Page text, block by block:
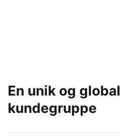
Kom i gang i dag
En unik og global
kundegruppe